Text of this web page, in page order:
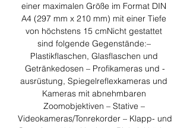
einer maximalen Größe im Format DIN
A4 (297 mm x 210 mm) mit einer Tiefe
von höchstens 15 cmNicht gestattet
sind folgende Gegenstände:–
Plastikflaschen, Glasflaschen und
Getränkedosen – Profikameras und -
ausrüstung, Spiegelreflexkameras und
Kameras mit abnehmbaren
Zoomobjektiven – Stative –
Videokameras/Tonrekorder – Klapp- und